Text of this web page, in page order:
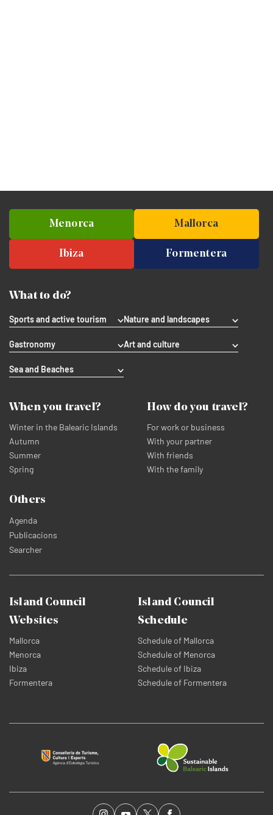
Menorca Mallorca
Ibiza Formentera
What to do?
Sports and active tourism Nature and landscapes
Gastronomy Art and culture
Sea and Beaches
When you travel?
Winter in the Balearic Islands
Autumn
Summer
Spring
How do you travel?
For work or business
With your partner
With friends
With the family
Others
Agenda
Publicacions
Searcher
Island Council
Websites
Mallorca
Menorca
Ibiza
Formentera
Island Council
Schedule
Schedule of Mallorca
Schedule of Menorca
Schedule of Ibiza
Schedule of Formentera